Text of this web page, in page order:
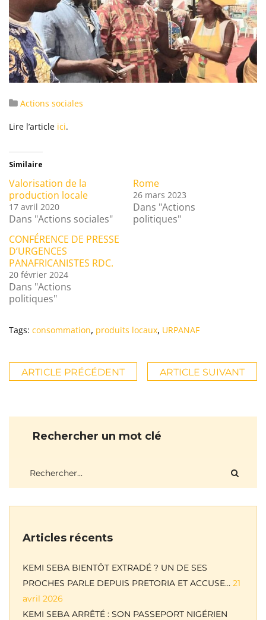
Actions sociales
Lire l’article ici.
Similaire
Valorisation de la
production locale
17 avril 2020
Dans "Actions sociales"
Rome
26 mars 2023
Dans "Actions
politiques"
CONFÉRENCE DE PRESSE
D’URGENCES
PANAFRICANISTES RDC.
20 février 2024
Dans "Actions
politiques"
Tags: consommation, produits locaux, URPANAF
ARTICLE PRÉCÉDENT ARTICLE SUIVANT
Rechercher un mot clé
Articles récents
KEMI SEBA BIENTÔT EXTRADÉ ? UN DE SES
PROCHES PARLE DEPUIS PRETORIA ET ACCUSE… 21
avril 2026
KEMI SEBA ARRÊTÉ : SON PASSEPORT NIGÉRIEN